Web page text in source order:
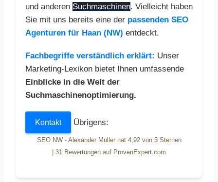
und anderen Suchmaschinen. Vielleicht haben
Sie mit uns bereits eine der passenden SEO
Agenturen für Haan (NW) entdeckt.
Fachbegriffe verständlich erklärt: Unser
Marketing-Lexikon bietet Ihnen umfassende
Einblicke in die Welt der
Suchmaschinenoptimierung.
Kontakt Übrigens:
SEO NW - Alexander Müller hat 4,92von 5Sternen
31 Bewertungen auf ProvenExpert.com